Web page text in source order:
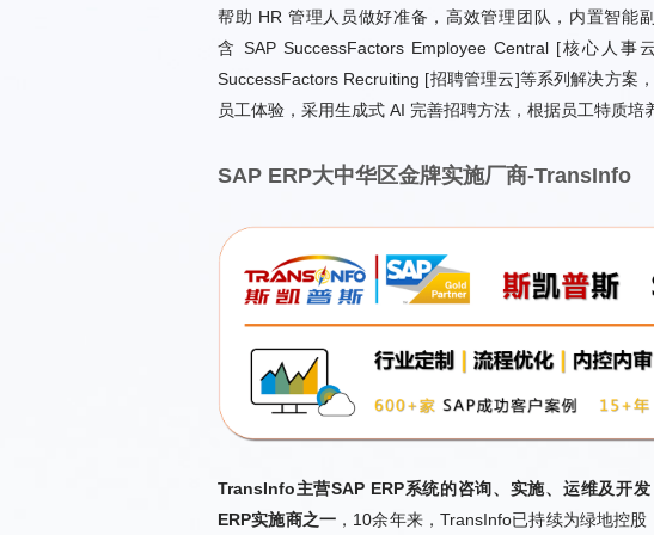
员工体验，采用生成式 AI 完善招聘方法，根据员工特质培
SAP ERP大中华区金牌实施厂商-TransInfo
ERP实施商之一